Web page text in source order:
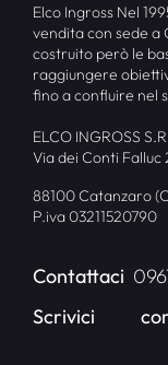
Elco Ingross Nel
vendita con sede a
costruito però le
raggiungere
fino a confluire nel
ELCO INGROSS
Via dei Conti Falluc
88100 Catanzaro
P.iva 03211520790
Contattaci
Scrivici